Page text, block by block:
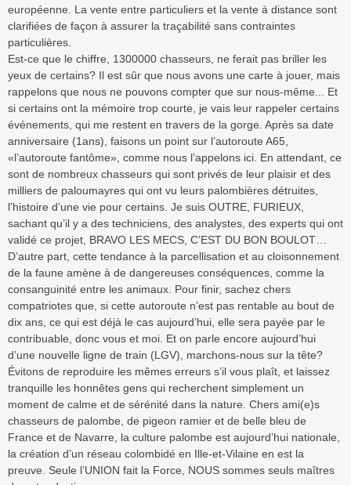
européenne. La vente entre particuliers et la vente à distance sont
clarifiées de façon à assurer la traçabilité sans contraintes
particulières.
Est-ce que le chiffre, 1300000 chasseurs, ne ferait pas briller les
yeux de certains? Il est sûr que nous avons une carte à jouer, mais
rappelons que nous ne pouvons compter que sur nous-même... Et
si certains ont la mémoire trop courte, je vais leur rappeler certains
événements, qui me restent en travers de la gorge. Après sa date
anniversaire (1ans), faisons un point sur l’autoroute A65,
«l’autoroute fantôme», comme nous l’appelons ici. En attendant, ce
sont de nombreux chasseurs qui sont privés de leur plaisir et des
milliers de paloumayres qui ont vu leurs palombières détruites,
l’histoire d’une vie pour certains. Je suis OUTRE, FURIEUX,
sachant qu’il y a des techniciens, des analystes, des experts qui ont
validé ce projet, BRAVO LES MECS, C’EST DU BON BOULOT…
D’autre part, cette tendance à la parcellisation et au cloisonnement
de la faune amène à de dangereuses conséquences, comme la
consanguinité entre les animaux. Pour finir, sachez chers
compatriotes que, si cette autoroute n’est pas rentable au bout de
dix ans, ce qui est déjà le cas aujourd’hui, elle sera payée par le
contribuable, donc vous et moi. Et on parle encore aujourd’hui
d’une nouvelle ligne de train (LGV), marchons-nous sur la tête?
Évitons de reproduire les mêmes erreurs s’il vous plaît, et laissez
tranquille les honnêtes gens qui recherchent simplement un
moment de calme et de sérénité dans la nature. Chers ami(e)s
chasseurs de palombe, de pigeon ramier et de belle bleu de
France et de Navarre, la culture palombe est aujourd’hui nationale,
la création d’un réseau colombidé en Ille-et-Vilaine en est la
preuve. Seule l’UNION fait la Force, NOUS sommes seuls maîtres